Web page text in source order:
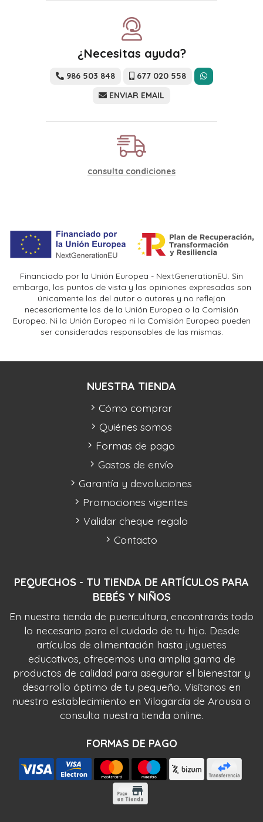
¿Necesitas ayuda?
986 503 848
677 020 558
ENVIAR EMAIL
consulta condiciones
Financiado por la Unión Europea - NextGenerationEU. Sin
embargo, los puntos de vista y las opiniones expresadas son
únicamente los del autor o autores y no reflejan
necesariamente los de la Unión Europea o la Comisión
Europea. Ni la Unión Europea ni la Comisión Europea pueden
ser consideradas responsables de las mismas.
PEQUECHOS - TU TIENDA DE ARTÍCULOS PARA
BEBÉS Y NIÑOS
En nuestra tienda de puericultura, encontrarás todo
lo necesario para el cuidado de tu hijo. Desde
artículos de alimentación hasta juguetes
educativos, ofrecemos una amplia gama de
productos de calidad para asegurar el bienestar y
desarrollo óptimo de tu pequeño. Visítanos en
nuestro establecimiento en Vilagarcía de Arousa o
consulta nuestra tienda online.
FORMAS DE PAGO
NUESTRA TIENDA
Cómo comprar
Quiénes somos
Formas de pago
Gastos de envío
Garantía y devoluciones
Promociones vigentes
Validar cheque regalo
Contacto